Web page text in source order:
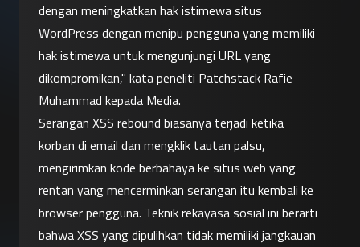
dengan meningkatkan hak istimewa situs
WordPress dengan menipu pengguna yang memiliki
hak istimewa untuk mengunjungi URL yang
dikompromikan," kata peneliti Patchstack Rafie
Muhammad kepada Media.
Serangan XSS rebound biasanya terjadi ketika
korban di email dan mengklik tautan palsu,
mengirimkan kode berbahaya ke situs web yang
rentan yang mencerminkan serangan itu kembali ke
browser pengguna. Teknik rekayasa sosial ini berarti
bahwa XSS yang dipulihkan tidak memiliki jangkauan